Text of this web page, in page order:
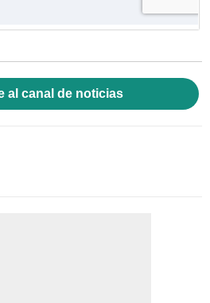
al canal de noticias